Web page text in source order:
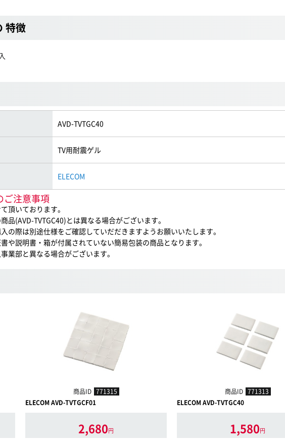
特徴
AVD-TVTGC40
TV用耐震ゲル
ELECOM
ご注意事項
頂いております。
(AVD-TVTGC40)とは異なる場合がございます。
際は別途仕様をご確認していだだきますようお願いいたします。
説明書・箱が付属されていない簡易包装の商品となります。
業部と異なる場合がございます。
商品ID 771315
ELECOM AVD-TVTGCF01
2,680円
商品ID 771313
ELECOM AVD-TVTGC40
1,580円